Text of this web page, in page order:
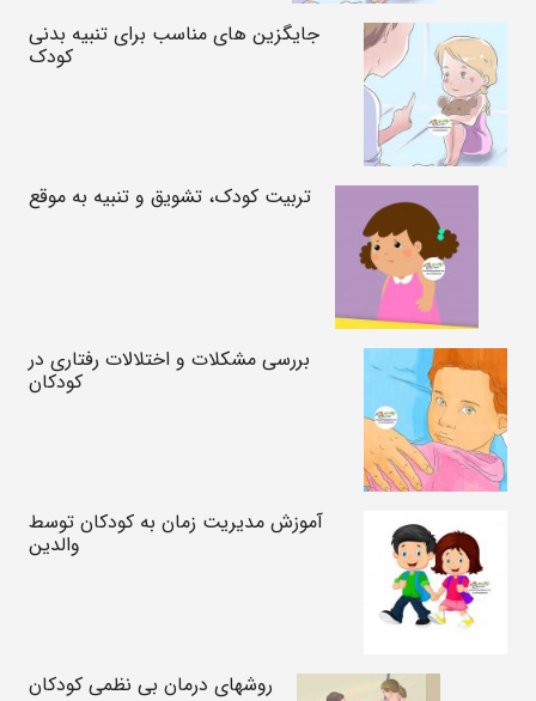
جایگزین های مناسب برای تنبیه بدنی
کودک
تربیت کودک، تشویق و تنبیه به موقع
بررسی مشکلات و اختلالات رفتاری در
کودکان
آموزش مدیریت زمان به کودکان توسط
والدین
روشهای درمان بی نظمی کودکان